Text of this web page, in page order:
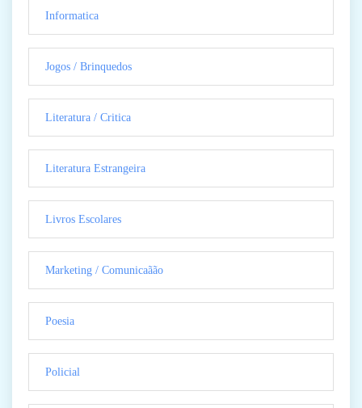
Informatica
Jogos / Brinquedos
Literatura / Critica
Literatura Estrangeira
Livros Escolares
Marketing / Comunicaãão
Poesia
Policial